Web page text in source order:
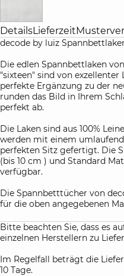
DetailsLieferzeit
decode by luiz
Die edlen Spannbettlaken
"sixteen" sind von
perfekte Ergänzung zu der
runden das Bild in Ihrem
perfekt ab.
Die Laken sind aus 100%
werden mit einem
perfekten Sitz gefertigt. Die
(bis 10 cm ) und Standard
verfügbar.
Die Spannbetttücher von
für die oben angegebenen
Bitte beachten Sie, dass es
einzelnen Herstellern zu
Im Regelfall beträgt die
10 Tage.